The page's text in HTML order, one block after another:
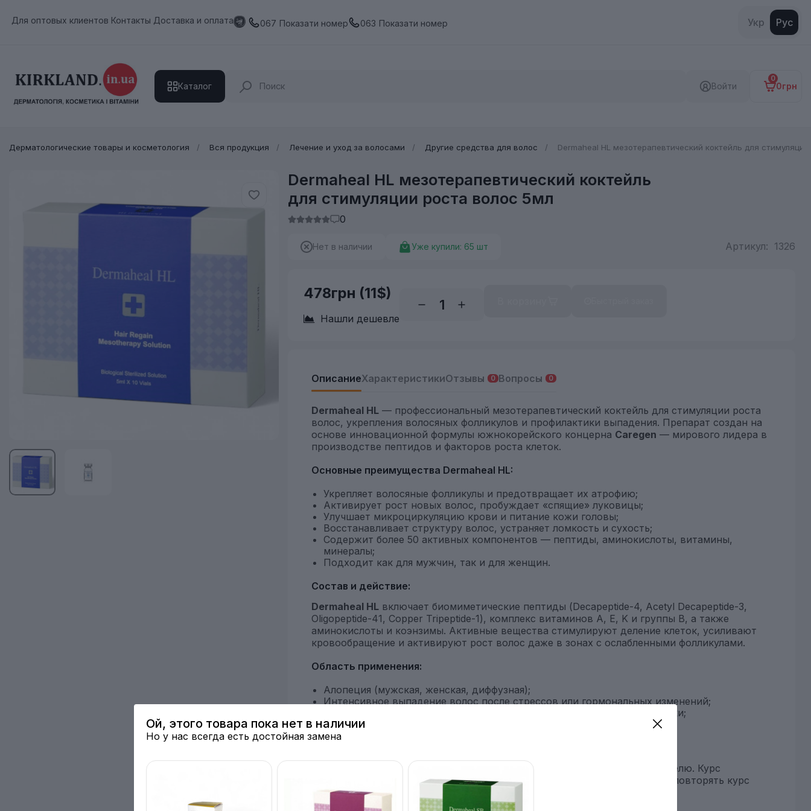
Для оптовых клиентов Контакты Доставка и оплата 067 Показати номер 063 Показати номер Укр Рус
Каталог Войти
0
0грн
Дерматологическая продукция
Дерматологические товары и косметология Вся продукция Лечение и уход за волосами Другие средства для волос Dermaheal HL мезотерапевтический коктейль для
Dermaheal HL мезотерапевтический коктейль
для стимуляции роста волос 5мл
0
Нет в наличии Уже купили: 65 шт Артикул: 1326
478грн (11$)
Нашли дешевле
ОписаниеХарактеристикиОтзывы 0 Вопросы 0
Dermaheal HL— профессиональный мезотерапевтический коктейль для стимуляции роста
волос, укрепления волосяных фолликулов и профилактики выпадения. Препарат создан на
основе инновационной формулы южнокорейского концерна Caregen — мирового лидера в
производстве пептидов и факторов роста клеток.
Основные преимущества Dermaheal HL:
Укрепляет волосяные фолликулы и предотвращает их атрофию;
Активирует рост новых волос, пробуждает «спящие» луковицы;
Улучшает микроциркуляцию крови и питание кожи головы;
Восстанавливает структуру волос, устраняет ломкость и сухость;
Содержит более 50 активных компонентов — пептиды, аминокислоты, витамины,
минералы;
Подходит как для мужчин, так и для женщин.
Состав и действие:
Dermaheal HLвключает биомиметические пептиды (Decapeptide-4, Acetyl Decapeptide-3,
Oligopeptide-41, Copper Tripeptide-1), комплекс витаминов A, E, K и группы B, а также
аминокислоты и коэнзимы. Активные вещества стимулируют деление клеток, усиливают
кровообращение и активируют рост волос даже в зонах с ослабленными фолликулами.
Область применения:
Алопеция (мужская, женская, диффузная);
Интенсивное выпадение волос после стрессов или гормональных изменений;
Повреждение структуры волос: сухость, ломкость, посечённые кончики;
Себорея, зуд, перхоть, раздражение кожи головы.
Dermaheal HL вводится методом мезотерапии в кожу головы 1 раз в неделю. Курс
составляет 8–10 процедур. Для поддержания результата рекомендуется повторять курс
каждые 6 месяцев.
Ой, этого товара пока нет в наличии
Но у нас всегда есть достойная замена